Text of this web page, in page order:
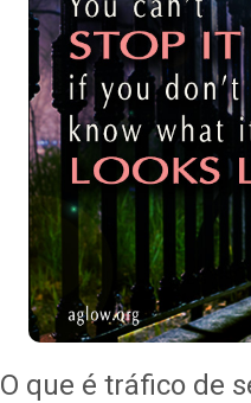
O que é tráfico de